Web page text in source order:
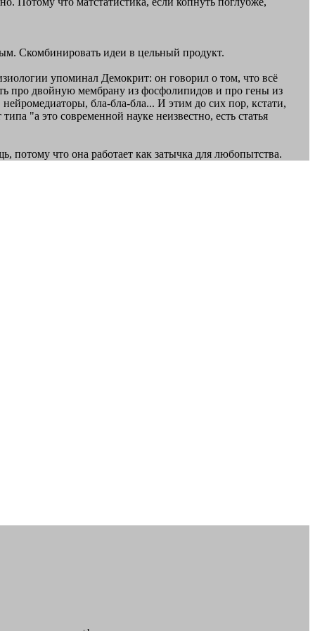
Скомбинировать идеи в цельный продукт.
упоминал Демокрит: он говорил о том, что всё
про двойную мембрану из фосфолипидов и про гены из
бла-бла-бла... И этим до сих пор, кстати,
"а это современной науке неизвестно, есть статья
что она работает как затычка для любопытства.